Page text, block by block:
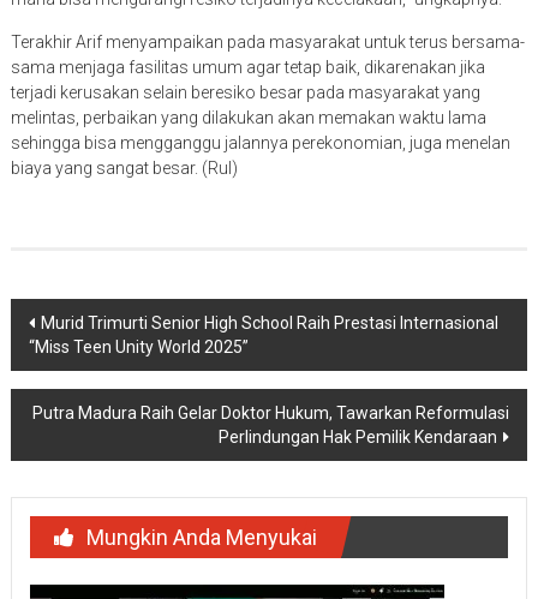
Terakhir Arif menyampaikan pada masyarakat untuk terus bersama-
sama menjaga fasilitas umum agar tetap baik, dikarenakan jika
terjadi kerusakan selain beresiko besar pada masyarakat yang
melintas, perbaikan yang dilakukan akan memakan waktu lama
sehingga bisa mengganggu jalannya perekonomian, juga menelan
biaya yang sangat besar. (Rul)
Navigasi
pos
Murid Trimurti Senior High School Raih Prestasi Internasional
“Miss Teen Unity World 2025”
Putra Madura Raih Gelar Doktor Hukum, Tawarkan Reformulasi
Perlindungan Hak Pemilik Kendaraan
Mungkin Anda Menyukai